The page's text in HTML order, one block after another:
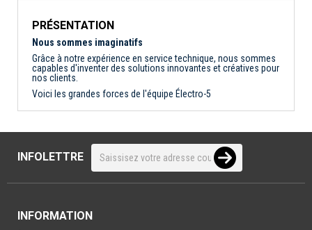
PRÉSENTATION
Nous sommes imaginatifs
Grâce à notre expérience en service technique, nous sommes
capables d'inventer des solutions innovantes et créatives pour
nos clients.
Voici les grandes forces de l'équipe Électro-5
INFOLETTRE
INFORMATION